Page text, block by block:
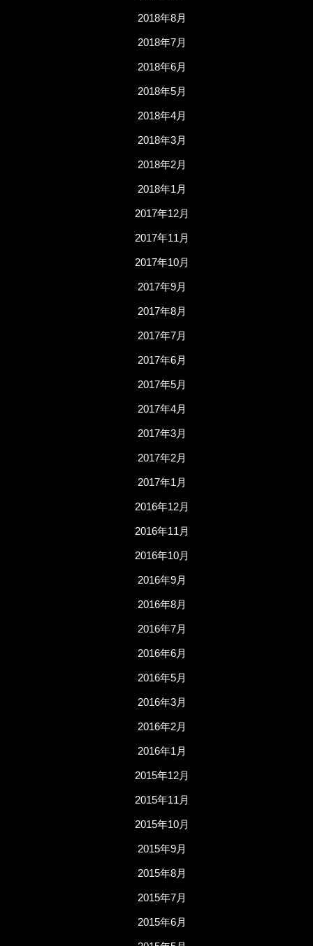
2018年8月
2018年7月
2018年6月
2018年5月
2018年4月
2018年3月
2018年2月
2018年1月
2017年12月
2017年11月
2017年10月
2017年9月
2017年8月
2017年7月
2017年6月
2017年5月
2017年4月
2017年3月
2017年2月
2017年1月
2016年12月
2016年11月
2016年10月
2016年9月
2016年8月
2016年7月
2016年6月
2016年5月
2016年3月
2016年2月
2016年1月
2015年12月
2015年11月
2015年10月
2015年9月
2015年8月
2015年7月
2015年6月